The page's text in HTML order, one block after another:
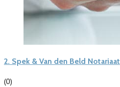
2. Spek & Van den Beld Notariaat
(0)